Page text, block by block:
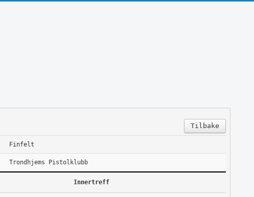
Tilbake
Finfelt
Trondhjems Pistolklubb
Innertreff